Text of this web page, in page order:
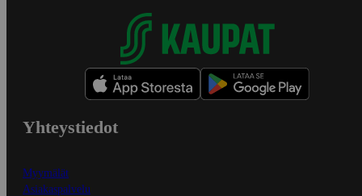
Yhteystiedot
Myymälät
Asiakaspalvelu